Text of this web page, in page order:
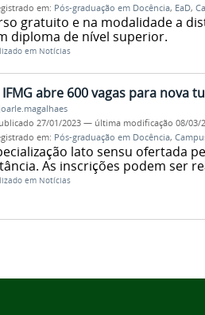
em: Pós-graduação em Docência, EaD,
gratuito e na modalidade a
diploma de nível superior.
em Notícias
IFMG abre 600 vagas para nova
joarle.magalhaes
27/01/2023 — última modificação 08/03/
em: Pós-graduação em Docência,
lato sensu ofertada
As inscrições podem ser
em Notícias